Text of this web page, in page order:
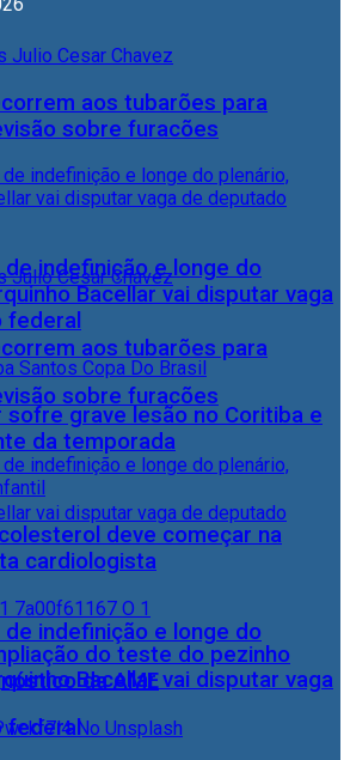
aos tubarões para
sobre furacões
indefinição e longe do
Bacellar vai disputar vaga
federal
aos tubarões para
sobre furacões
indefinição e longe do
Bacellar vai disputar vaga
federal
sofre grave lesão no Coritiba e
da temporada
deve começar na
cardiologista
do teste do pezinho
da AME